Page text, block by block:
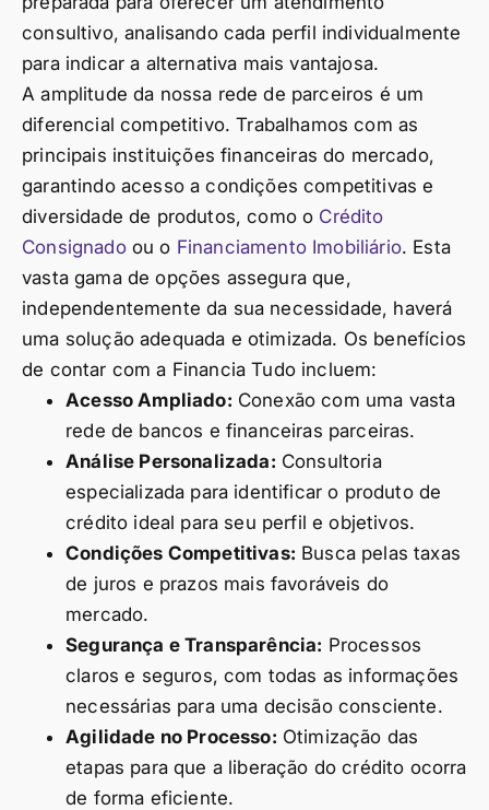
consultivo, analisando cada perfil individualmente
para indicar a alternativa mais vantajosa.
A amplitude da nossa rede de parceiros é um
diferencial competitivo. Trabalhamos com as
principais instituições financeiras do mercado,
garantindo acesso a condições competitivas e
diversidade de produtos, como o Crédito
Consignadoou o Financiamento Imobiliário. Esta
vasta gama de opções assegura que,
independentemente da sua necessidade, haverá
uma solução adequada e otimizada. Os benefícios
de contar com a Financia Tudo incluem:
Acesso Ampliado: Conexão com uma vasta
rede de bancos e financeiras parceiras.
Análise Personalizada: Consultoria
especializada para identificar o produto de
crédito ideal para seu perfil e objetivos.
Condições Competitivas: Busca pelas taxas
de juros e prazos mais favoráveis do
mercado.
Segurança e Transparência: Processos
claros e seguros, com todas as informações
necessárias para uma decisão consciente.
Agilidade no Processo: Otimização das
etapas para que a liberação do crédito ocorra
de forma eficiente.